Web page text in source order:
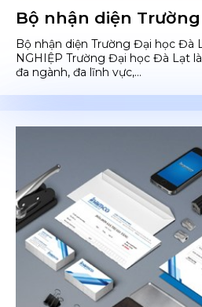
Bộ nhận diện
Bộ nhận diện Trường Đại học Đà
NGHIỆP Trường Đại học Đà Lạt
đa ngành, đa lĩnh vực,...